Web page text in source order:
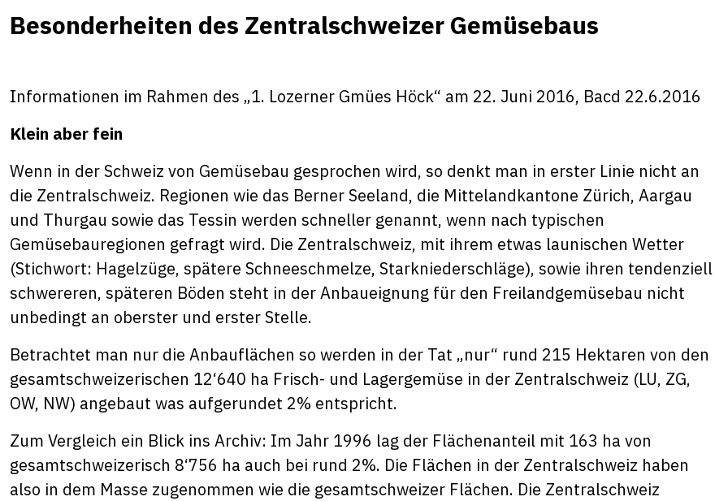
Besonderheiten des Zentralschweizer Gemüsebaus
Informationen im Rahmen des „1. Lozerner Gmües Höck“ am 22. Juni 2016, Bacd 22.6.2016
Klein aber fein
Wenn in der Schweiz von Gemüsebau gesprochen wird, so denkt man in erster Linie nicht an
die Zentralschweiz. Regionen wie das Berner Seeland, die Mittelandkantone Zürich, Aargau
und Thurgau sowie das Tessin werden schneller genannt, wenn nach typischen
Gemüsebauregionen gefragt wird. Die Zentralschweiz, mit ihrem etwas launischen Wetter
(Stichwort: Hagelzüge, spätere Schneeschmelze, Starkniederschläge), sowie ihren tendenziell
schwereren, späteren Böden steht in der Anbaueignung für den Freilandgemüsebau nicht
unbedingt an oberster und erster Stelle.
Betrachtet man nur die Anbauflächen so werden in der Tat „nur“ rund 215 Hektaren von den
gesamtschweizerischen 12‘640 ha Frisch- und Lagergemüse in der Zentralschweiz (LU, ZG,
OW, NW) angebaut was aufgerundet 2% entspricht.
Zum Vergleich ein Blick ins Archiv: Im Jahr 1996 lag der Flächenanteil mit 163 ha von
gesamtschweizerisch 8‘756 ha auch bei rund 2%. Die Flächen in der Zentralschweiz haben
also in dem Masse zugenommen wie die gesamtschweizer Flächen. Die Zentralschweiz